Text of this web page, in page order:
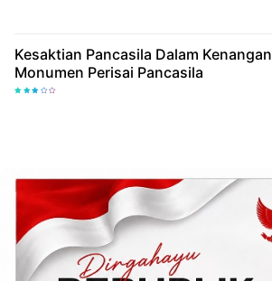
Kesaktian Pancasila Dalam Kenangan
Monumen Perisai Pancasila